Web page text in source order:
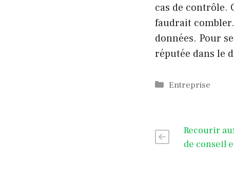
cas de contrôle.
faudrait
données. Pour
réputée dans le
Catégories
Entreprise
Recourir
de conseil